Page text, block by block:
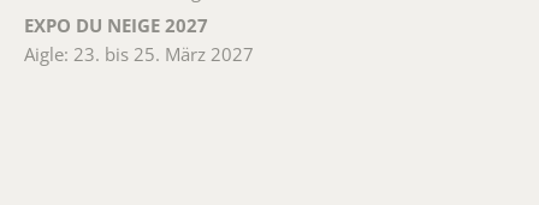
EXPO DU NEIGE 2027
Aigle: 23. bis 25. März 2027